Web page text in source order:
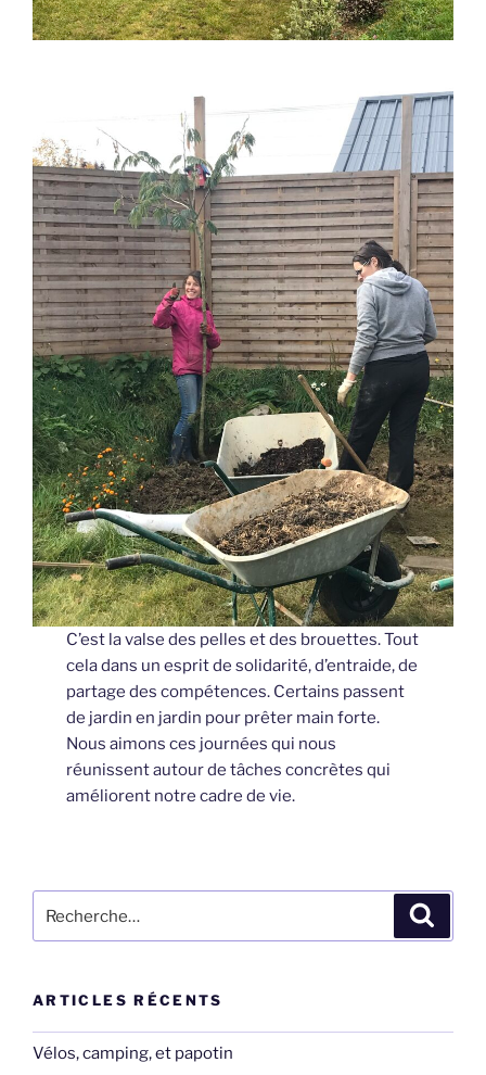
C’est la valse des pelles et des brouettes. Tout
cela dans un esprit de solidarité, d’entraide, de
partage des compétences. Certains passent
de jardin en jardin pour prêter main forte.
Nous aimons ces journées qui nous
réunissent autour de tâches concrètes qui
améliorent notre cadre de vie.
pour
ARTICLES RÉCENTS
Vélos, camping, et papotin